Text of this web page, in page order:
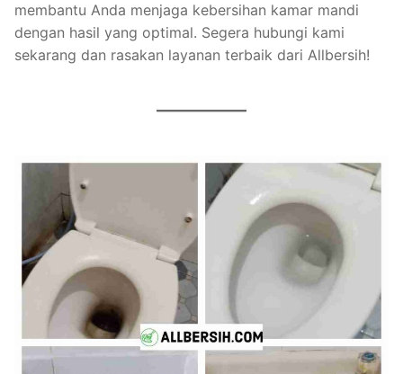
membantu Anda menjaga kebersihan kamar mandi
dengan hasil yang optimal. Segera hubungi kami
sekarang dan rasakan layanan terbaik dari Allbersih!